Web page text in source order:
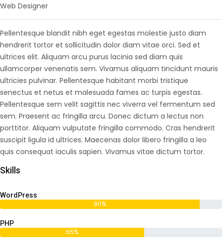
Web Designer
Pellentesque blandit nibh eget egestas molestie justo diam
hendrerit tortor et sollicitudin dolor diam vitae orci. Sed et
ultrices elit. Aliquam arcu purus lacinia sed diam quis
ullamcorper venenatis sem. Vivamus aliquam tincidunt mauris
ultricies pulvinar. Pellentesque habitant morbi tristique
senectus et netus et malesuada fames ac turpis egestas.
Pellentesque sem velit sagittis nec viverra vel fermentum sed
sem. Praesent ac fringilla arcu. Donec dictum a lectus non
porttitor. Aliquam vulputate fringilla commodo. Cras hendrerit
suscipit ligula id ultrices. Maecenas dolor libero fringilla a leo
quis consequat iaculis sapien. Vivamus vitae dictum tortor.
Skills
WordPress
90%
PHP
65%